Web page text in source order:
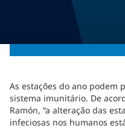
As estações do ano podem
sistema imunitário. De
Ramón, “a alteração das
infeciosas nos humanos